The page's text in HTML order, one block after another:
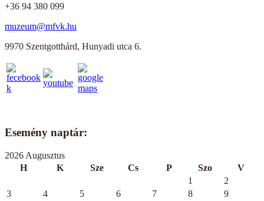
+36 94 380 099
muzeum@mfvk.hu
9970 Szentgotthárd, Hunyadi utca 6.
Esemény naptár:
2026 Augusztus
H
K Sze Cs P Szo
V
1
2
3
4 5 6 7 8
9